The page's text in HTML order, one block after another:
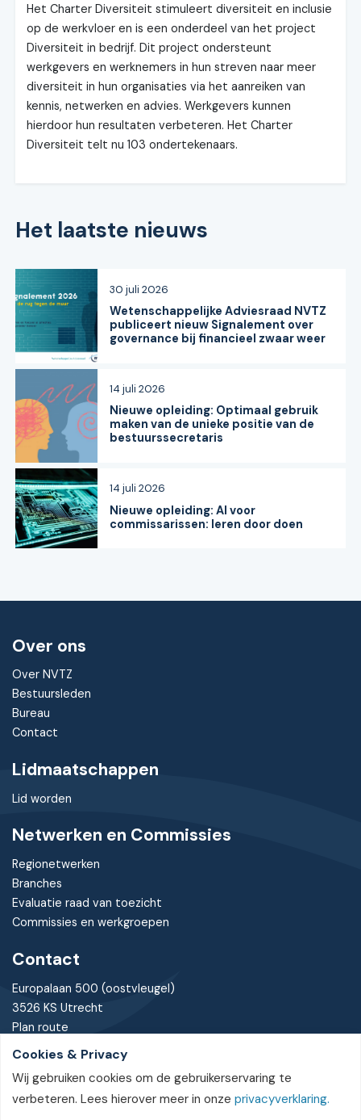
Cookies & Privacy
Wij gebruiken cookies om de gebruikerservaring te
verbeteren. Lees hierover meer in onzeprivacyverklaring.
Het Charter Diversiteit stimuleert diversiteit en inclusie
op de werkvloer en is een onderdeel van het project
Diversiteit in bedrijf. Dit project ondersteunt
werkgevers en werknemers in hun streven naar meer
diversiteit in hun organisaties via het aanreiken van
kennis, netwerken en advies. Werkgevers kunnen
hierdoor hun resultaten verbeteren. Het Charter
Diversiteit telt nu 103 ondertekenaars.
Het laatste nieuws
Wetenschappelijke Adviesraad NVTZ
publiceert nieuw Signalement over
governance bij financieel zwaar weer
30 juli 2026
Nieuwe opleiding: Optimaal gebruik
maken van de unieke positie van de
bestuurssecretaris
14 juli 2026
Nieuwe opleiding: AI voor
commissarissen: leren door doen
14 juli 2026
Over ons
Over NVTZ
Bestuursleden
Bureau
Contact
Lidmaatschappen
Lid worden
Netwerken en Commissies
Regionetwerken
Branches
Evaluatie raad van toezicht
Commissies en werkgroepen
Contact
Europalaan 500 (oostvleugel)
3526 KS Utrecht
Plan route
030 - 7370085
bureau@nvtz.nl